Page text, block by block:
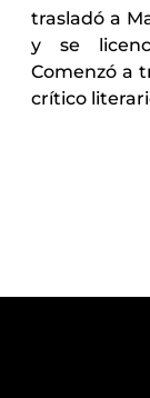
trasladó a
y se
Comenzó a
crítico